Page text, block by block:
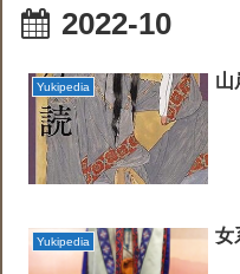
2022-10
Yukipedia 山
Yukipedia 女